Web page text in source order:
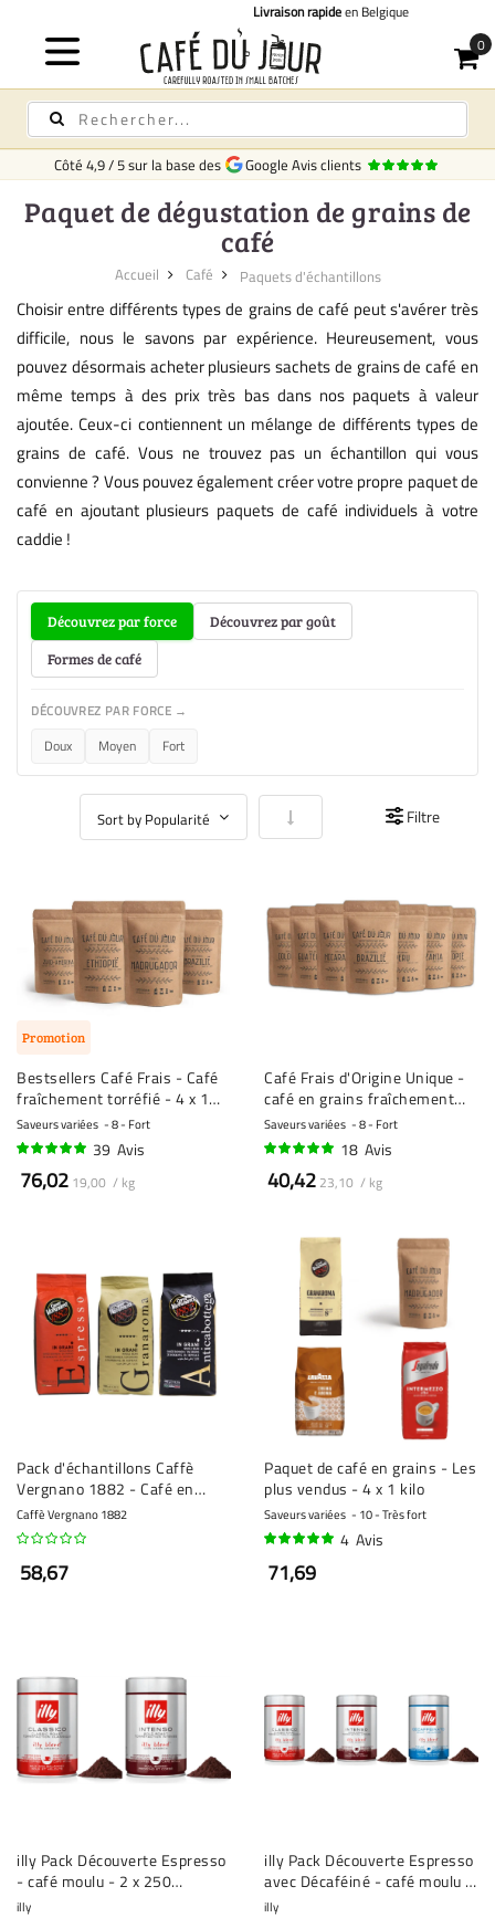
Livraison rapideen Belgique
Côté 4,9/5sur la base des Google Avis clients
Paquet de dégustation de grains de
café
Accueil Café Paquets d'échantillons
Choisir entre différents types de grains de café peut s'avérer très
difficile, nous le savons par expérience. Heureusement, vous
pouvez désormais acheter plusieurs sachets de grains de café en
même temps à des prix très bas dans nos paquets à valeur
ajoutée. Ceux-ci contiennent un mélange de différents types de
grains de café. Vous ne trouvez pas un échantillon qui vous
convienne ? Vous pouvez également créer votre propre paquet de
café en ajoutant plusieurs paquets de café individuels à votre
caddie !
Découvrez par force
Découvrez par goût
Formes de café
DÉCOUVREZ PAR FORCE →
Doux Moyen Fort
Par ordre croissantFiltre
Promotion
Bestsellers Café Frais - Café
fraîchement torréfié - 4 x 1
kilo
Saveurs variées 8 - Fort
39 Avis
76,02 19,00 / kg
Café Frais d'Origine Unique -
café en grains fraîchement
torréfié - 7 x 250g
Saveurs variées 8 - Fort
18 Avis
40,42 23,10 / kg
Pack d'échantillons Caffè
Vergnano 1882 - Café en
grain - 3 x 1 kilo
Caffè Vergnano 1882
58,67
Paquet de café en grains - Les
plus vendus - 4 x 1 kilo
Saveurs variées 10 - Très fort
4 Avis
71,69
illy Pack Découverte Espresso
- café moulu - 2 x 250
grammes
illy
illy Pack Découverte Espresso
avec Décaféiné - café moulu -
3 x 250 grammes
illy